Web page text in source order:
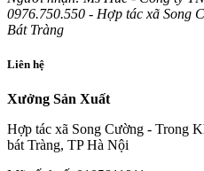
0976.750.550 - Hợp tác xã Song
Bát Tràng
Liên hệ
Xưởng Sản Xuất
Hợp tác xã Song Cường - Trong
bát Tràng, TP Hà Nội